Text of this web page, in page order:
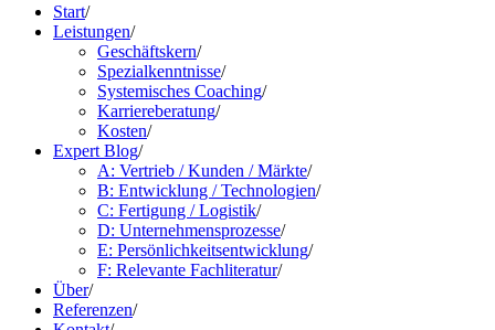
Start/
Leistungen/
Geschäftskern/
Spezialkenntnisse/
Systemisches Coaching/
Karriereberatung/
Kosten/
Expert Blog/
A: Vertrieb / Kunden / Märkte/
B: Entwicklung / Technologien/
C: Fertigung / Logistik/
D: Unternehmensprozesse/
E: Persönlichkeitsentwicklung/
F: Relevante Fachliteratur/
Über/
Referenzen/